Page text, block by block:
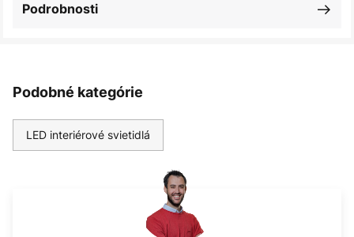
Podrobnosti
Podobné kategórie
LED interiérové svietidlá